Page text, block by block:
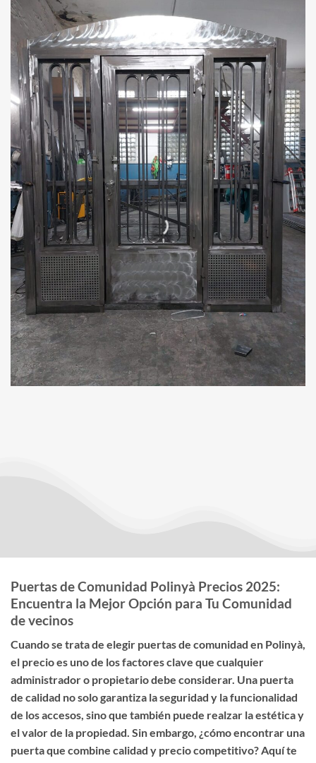
Puertas de Comunidad Polinyà Precios 2025:
Encuentra la Mejor Opción para Tu Comunidad
de vecinos
Cuando se trata de elegir puertas de comunidad en Polinyà,
el precioes uno de los factores clave que cualquier
administrador o propietario debe considerar. Una puerta
de calidad no solo garantiza la seguridad y la funcionalidad
de los accesos, sino que también puede realzar la estética y
el valor de la propiedad. Sin embargo, ¿cómo encontrar una
puerta que combine calidad y precio competitivo? Aquí te